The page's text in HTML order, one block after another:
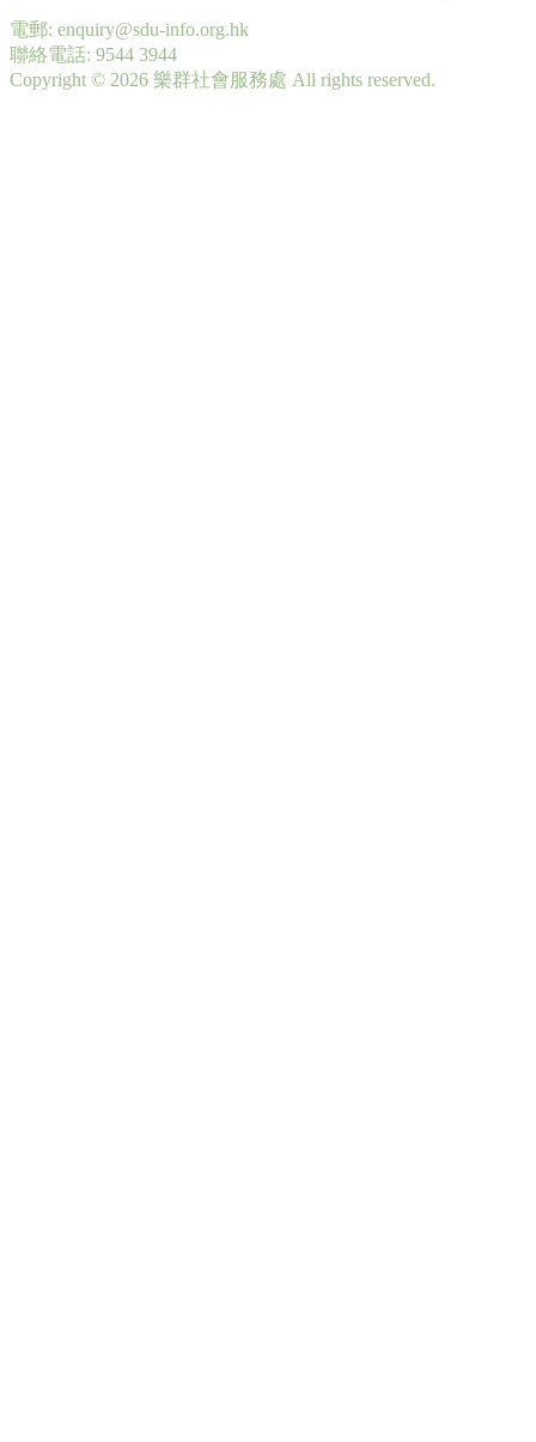
電郵: enquiry@sdu-info.org.hk
聯絡電話: 9544 3944
Copyright © 2026 樂群社會服務處 All rights reserved.